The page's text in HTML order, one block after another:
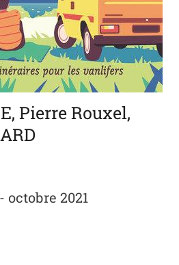
Pierre Rouxel,
octobre 2021